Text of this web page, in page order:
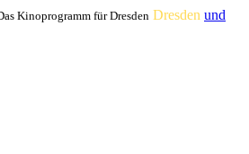
Kinoprogramm für Dresden Dresden und